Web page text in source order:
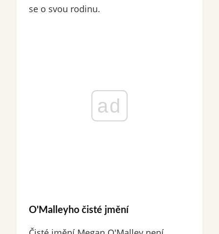
se o svou rodinu.
ad
O'Malleyho čisté jmění